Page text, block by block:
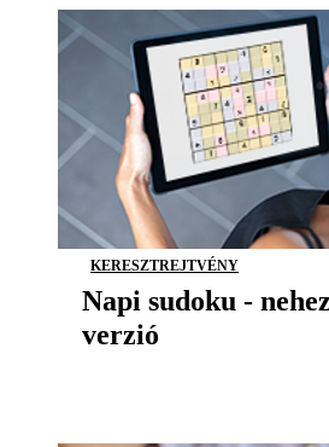
KERESZTREJTVÉNY
Napi sudoku -
verzió